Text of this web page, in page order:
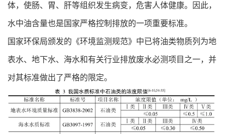
体，使肠、胃、肝等组织发生病变，危害人体健康。因此，
水中油含量也是国家严格控制排放的一项重要标准。
国家环保局颁发的《环境监测规范》中已将油类物质列为地
表水、地下水、海水和有关行业排放废水必测项目之一，并
对其标准做出了严格的限定。